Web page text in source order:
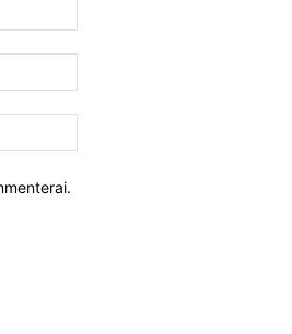
:*
:*
: